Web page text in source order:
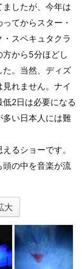
したが、今年は
てからスター・
スペキュタクラ
から5分ほどし
。当然、ディズ
れません。ナイ
低2日は必要になる
多い日本人には難
るショーです。
頭の中を音楽が流
大